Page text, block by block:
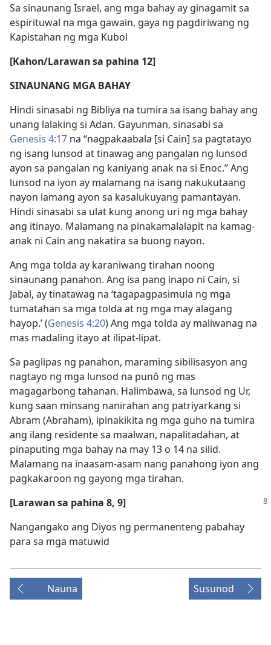
Sa sinaunang Israel, ang mga bahay ay ginagamit sa
espirituwal na mga gawain, gaya ng pagdiriwang ng
Kapistahan ng mga Kubol
[Kahon/Larawan sa pahina 12]
SINAUNANG MGA BAHAY
Hindi sinasabi ng Bibliya na tumira sa isang bahay ang
unang lalaking si Adan. Gayunman, sinasabi sa
Genesis 4:17 na “nagpakaabala [si Cain] sa pagtatayo
ng isang lunsod at tinawag ang pangalan ng lunsod
ayon sa pangalan ng kaniyang anak na si Enoc.” Ang
lunsod na iyon ay malamang na isang nakukutaang
nayon lamang ayon sa kasalukuyang pamantayan.
Hindi sinasabi sa ulat kung anong uri ng mga bahay
ang itinayo. Malamang na pinakamalalapit na kamag-
anak ni Cain ang nakatira sa buong nayon.
Ang mga tolda ay karaniwang tirahan noong
sinaunang panahon. Ang isa pang inapo ni Cain, si
Jabal, ay tinatawag na ‘tagapagpasimula ng mga
tumatahan sa mga tolda at ng mga may alagang
hayop.’ (Genesis 4:20) Ang mga tolda ay maliwanag na
mas madaling itayo at ilipat-lipat.
Sa paglipas ng panahon, maraming sibilisasyon ang
nagtayo ng mga lunsod na punô ng mas
magagarbong tahanan. Halimbawa, sa lunsod ng Ur,
kung saan minsang nanirahan ang patriyarkang si
Abram (Abraham), ipinakikita ng mga guho na tumira
ang ilang residente sa maalwan, napalitadahan, at
pinaputing mga bahay na may 13 o 14 na silid.
Malamang na inaasam-asam nang panahong iyon ang
pagkakaroon ng gayong mga tirahan.
[Larawan sa pahina 8, 9]
Nangangako ang Diyos ng permanenteng pabahay
para sa mga matuwid
Nauna Susunod